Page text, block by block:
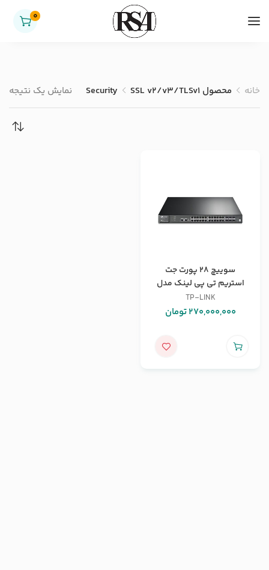
0
خانه محصول Security SSL v2/v3/TLSv1 نمایش یک نتیجه
سوییچ 28 پورت جت
استریم تی پی لینک مدل
T3700G-28TQ
TP-LINK
270,000,000تومان